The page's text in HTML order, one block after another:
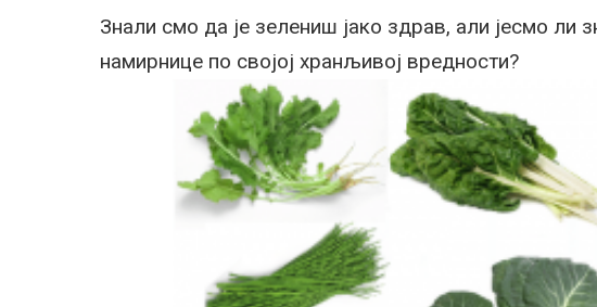
Знали смо да је зелениш јако здрав, али јесмо ли
намирнице по својој хранљивој вредности?